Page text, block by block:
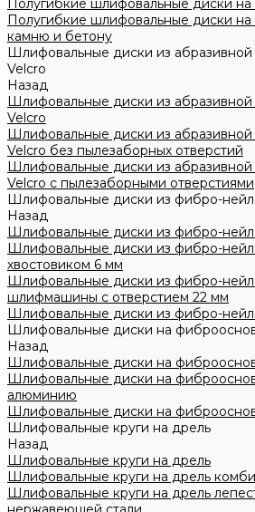
Полугибкие шлифовальные диски
Полугибкие шлифовальные диски
камню и бетону
Шлифовальные диски из
Velcro
Назад
Шлифовальные диски из
Velcro
Шлифовальные диски из
Velcro без пылезаборных отверстий
Шлифовальные диски из
Velcro с пылезаборными отверстиями
Шлифовальные диски из фибро-
Назад
Шлифовальные диски из фибро-
Шлифовальные диски из фибро-
хвостовиком 6 мм
Шлифовальные диски из фибро-
шлифмашины с отверстием 22 мм
Шлифовальные диски из фибро-
Шлифовальные диски на
Назад
Шлифовальные диски на
Шлифовальные диски на
алюминию
Шлифовальные диски на
Шлифовальные круги на дрель
Назад
Шлифовальные круги на дрель
Шлифовальные круги на дрель
Шлифовальные круги на дрель